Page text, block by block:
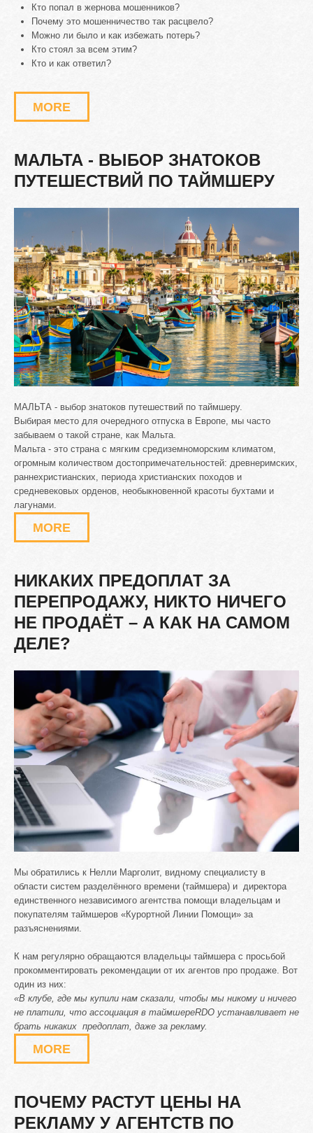
Кто попал в жернова мошенников?
Почему это мошенничество так расцвело?
Можно ли было и как избежать потерь?
Кто стоял за всем этим?
Кто и как ответил?
MORE
МАЛЬТА - ВЫБОР ЗНАТОКОВ
ПУТЕШЕСТВИЙ ПО ТАЙМШЕРУ
МАЛЬТА - выбор знатоков путешествий по таймшеру.
Выбирая место для очередного отпуска в Европе, мы часто
забываем о такой стране, как Мальта.
Мальта - это страна с мягким средиземноморским климатом,
огромным количеством достопримечательностей: древнеримских,
раннехристианских, периода христианских походов и
средневековых орденов, необыкновенной красоты бухтами и
лагунами.
MORE
НИКАКИХ ПРЕДОПЛАТ ЗА
ПЕРЕПРОДАЖУ, НИКТО НИЧЕГО
НЕ ПРОДАЁТ – А КАК НА САМОМ
ДЕЛЕ?
Мы обратились к Нелли Марголит, видному специалисту в
области систем разделённого времени (таймшера) и директора
единственного независимого агентства помощи владельцам и
покупателям таймшеров «Курортной Линии Помощи» за
разъяснениями.
К нам регулярно обращаются владельцы таймшера с просьбой
прокомментировать рекомендации от их агентов про продаже. Вот
один из них:
«В клубе, где мы купили нам сказали, чтобы мы никому и ничего
не платили, что ассоциация в таймшереRDO устанавливает не
брать никаких предоплат, даже за рекламу.
MORE
ПОЧЕМУ РАСТУТ ЦЕНЫ НА
РЕКЛАМУ У АГЕНТСТВ ПО